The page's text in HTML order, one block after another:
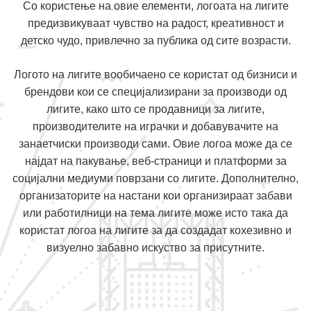
Со користење на овие елементи, логоата на лигите
предизвикуваат чувство на радост, креативност и
детско чудо, привлечно за публика од сите возрасти.
Логото на лигите вообичаено се користат од бизниси и
брендови кои се специјализирани за производи од
лигите, како што се продавници за лигите,
производителите на играчки и добавувачите на
занаетчиски производи сами. Овие логоа може да се
најдат на пакување, веб-страници и платформи за
социјални медиуми поврзани со лигите. Дополнително,
организаторите на настани кои организираат забави
или работилници на тема лигите може исто така да
користат логоа на лигите за да создадат кохезивно и
визуелно забавно искуство за присутните.